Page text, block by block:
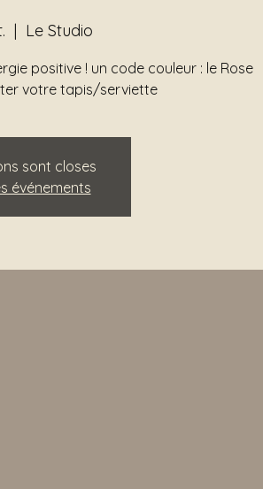
  |
Le Studio
positive ! un code couleur : le Rose
votre tapis/serviette
sont closes
événements